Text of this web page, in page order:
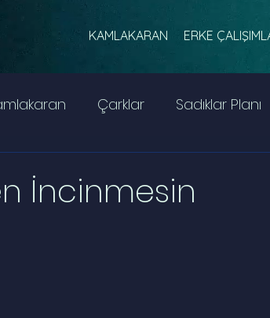
KAMLAKARAN ERKE
Çarklar Sadıklar Planı
İncinmesin